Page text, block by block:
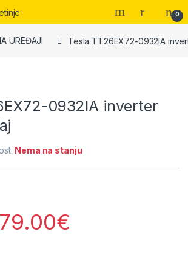
0
UREĐAJI Tesla TT26EX72-0932IA
0932IA inverter
Nema na stanju
€